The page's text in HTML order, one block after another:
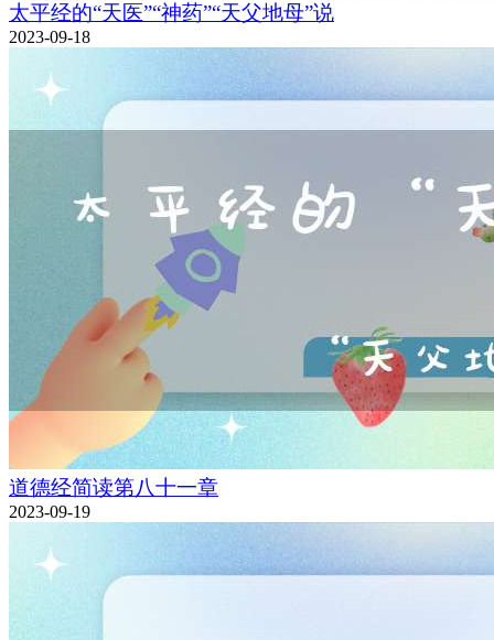
太平经的“天医”“神药”“天父地母”说
2023-09-18
道德经简读第八十一章
2023-09-19